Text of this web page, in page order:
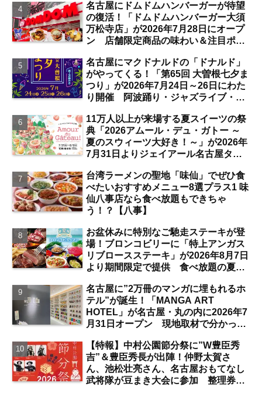
名古屋にドムドムハンバーガーが待望
の復活！「ドムドムハンバーガー大須
万松寺店」が2026年7月28日にオープ
ン 店舗限定商品の味わい＆注目ポイ
津／独自取材】
名古屋にマクドナルドの「ドナルド」
がやってくる！「第65回 大曽根七夕ま
つり」が2026年7月24日～26日にわた
り開催 阿波踊り・ジャズライブ・道
夏祭りの見どころは？【まとめ／大曽
根】
11万人以上が来場する夏スイーツの祭
典「2026アムール・デュ・ガトー ～
夏のスウィーツ大好き！～」が2026年
7月31日よりジェイアール名古屋タカ
【名古屋駅】
台湾ラーメンの聖地「味仙」でぜひ食
べたいおすすめメニュー8選プラス1 味
仙八事店なら食べ放題もできちゃ
う！？【八事】
お盆休みに特別なご馳走ステーキが登
場！ブロンコビリーに「特上アンガス
リブロースステーキ」が2026年8月7日
より期間限定で提供 食べ放題の夏ブ
発】
名古屋に”2万冊のマンガに埋もれるホ
テル”が誕生！「MANGA ART
HOTEL」が名古屋・丸の内に2026年7
月31日オープン 現地取材で分かった
／独自取材】
【特報】中村公園節分祭に”W豊臣秀
吉”＆豊臣秀長が出陣！仲野太賀さ
ん、池松壮亮さん、名古屋おもてなし
武将隊が豆まき大会に参加 整理券を